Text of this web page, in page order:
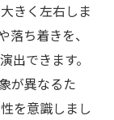
きく左右しま
落ち着きを、
出できます。
が異なるた
を意識しまし